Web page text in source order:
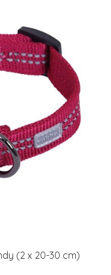
(2 x 20-30 cm)